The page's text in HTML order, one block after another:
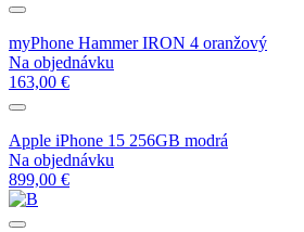
myPhone Hammer IRON 4 oranžový
Na objednávku
163,00 €
Apple iPhone 15 256GB modrá
Na objednávku
899,00 €